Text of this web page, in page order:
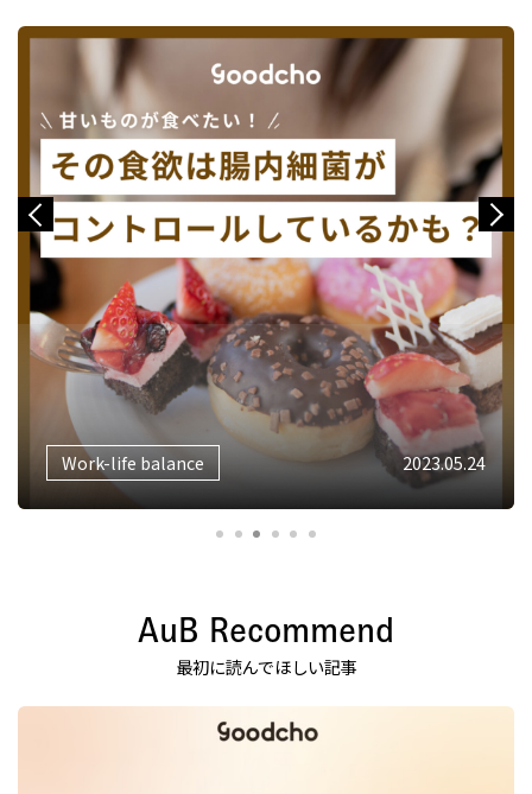
Previous
Work-life balance 2023.05.24
Next
AuB Recommend
最初に読んでほしい記事